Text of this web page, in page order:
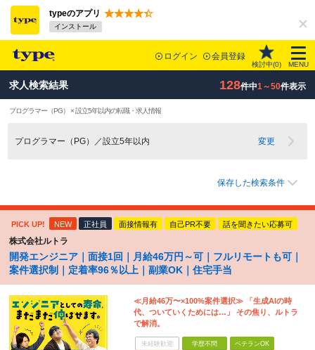
typeのアプリ
インストール
ログイン 会員登録
検討中(0) MENU
求人検索結果 128件中1～50件表示
プログラマー（PG） × 設立5年以内の転職・求人情報
プログラマー（PG）／設立5年以内 変更
保存した検索条件
PICK UP! NEW 正社員 面接情報有 自己PR不要 話を聞きたい応募可
株式会社ルトラ
開発エンジニア｜面接1回｜月給46万円～可｜フルリモートも可｜
案件選択制｜定着率96％以上｜副業OK｜住宅手当
≪月給46万〜×100%案件選択≫ 「生成AIの時
代、ついていくためには…」 その焦り、ルトラ
で解消。
未経験歓迎 学歴不問 ベテランOK